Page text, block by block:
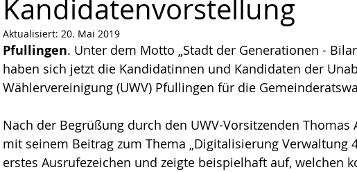
Kandidatenvorstellung
Aktualisiert: 20. Mai 2019
Pfullingen. Unter dem Motto „Stadt der Generationen -
haben sich jetzt die Kandidatinnen und Kandidaten der
Wählervereinigung (UWV) Pfullingen für die
Nach der Begrüßung durch den UWV-Vorsitzenden Thomas
mit seinem Beitrag zum Thema „Digitalisierung Verwaltung
erstes Ausrufezeichen und zeigte beispielhaft auf, welchen